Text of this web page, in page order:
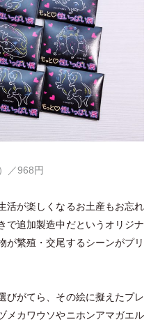
） ／968円
活が楽しくなるお土産もお忘れ
で追加製造中だというオリジナ
が繁殖 ・交尾するシーンがプリ
びがてら、その絵に擬えたプレ
メカワウソやニホンアマガエル